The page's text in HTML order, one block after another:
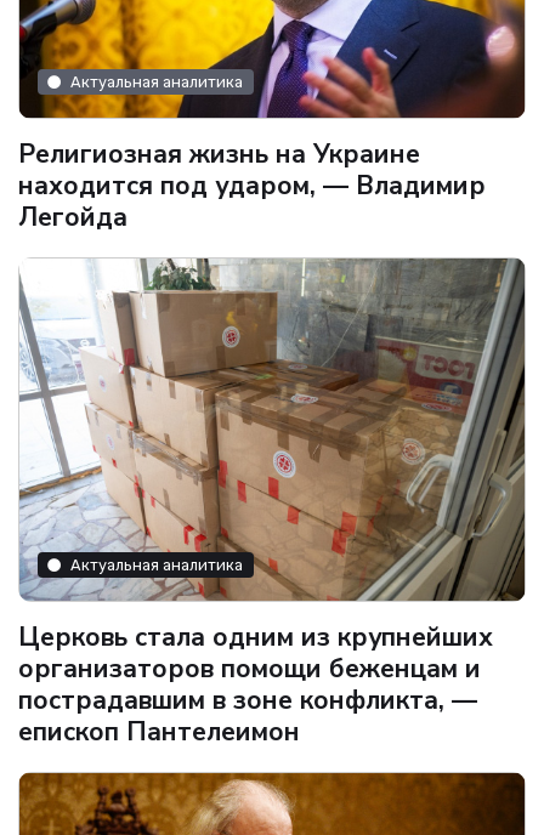
Актуальная аналитика
Религиозная жизнь на Украине
находится под ударом, — Владимир
Легойда
Актуальная аналитика
Церковь стала одним из крупнейших
организаторов помощи беженцам и
пострадавшим в зоне конфликта, —
епископ Пантелеимон